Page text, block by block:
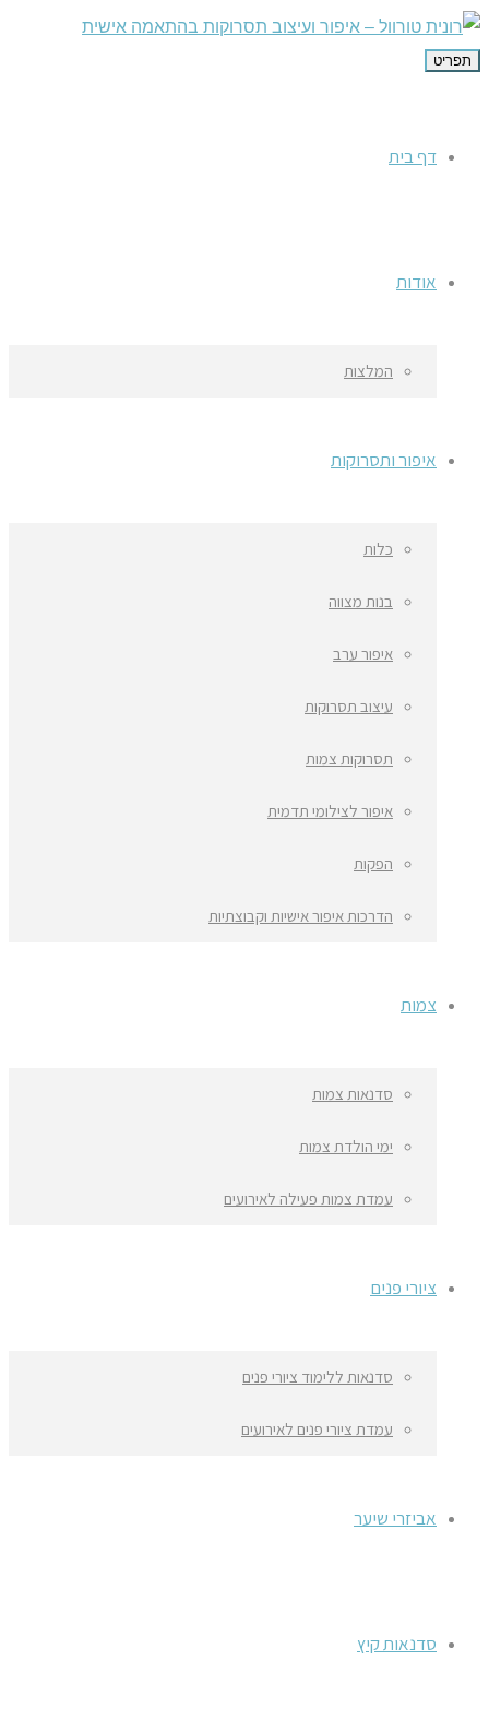
תפריט
דף בית
אודות
המלצות
איפור ותסרוקות
כלות
בנות מצווה
איפור ערב
עיצוב תסרוקות
תסרוקות צמות
איפור לצילומי תדמית
הפקות
הדרכות איפור אישיות וקבוצתיות
צמות
סדנאות צמות
ימי הולדת צמות
עמדת צמות פעילה לאירועים
ציורי פנים
סדנאות ללימוד ציורי פנים
עמדת ציורי פנים לאירועים
אביזרי שיער
סדנאות קיץ